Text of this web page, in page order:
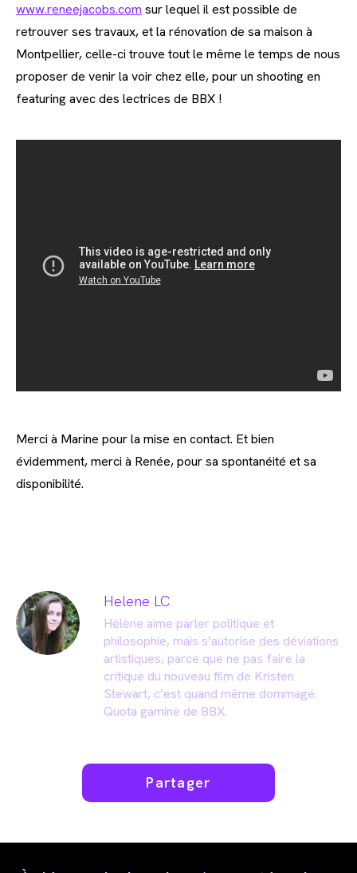
www.reneejacobs.com sur lequel il est possible de
retrouver ses travaux, et la rénovation de sa maison à
Montpellier, celle-ci trouve tout le même le temps de nous
proposer de venir la voir chez elle, pour un shooting en
featuring avec des lectrices de BBX !
Merci à Marine pour la mise en contact. Et bien
évidemment, merci à Renée, pour sa spontanéité et sa
disponibilité.
Helene LC
Hélène aime parler politique et
philosophie, mais s’autorise des déviations
artistiques, parce que ne pas faire la
critique du nouveau film de Kristen
Stewart, c’est quand même dommage.
Quota gamine de BBX.
Partager
Partager